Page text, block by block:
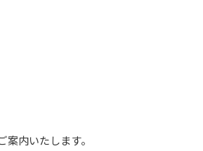
内いたします。